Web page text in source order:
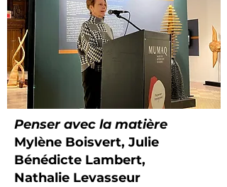
Penser avec la matière
Mylène Boisvert, Julie
Bénédicte Lambert,
Nathalie Levasseur